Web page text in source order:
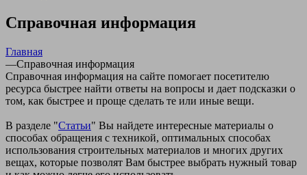
Справочная информация
Главная
—Справочная информация
Справочная информация на сайте помогает посетителю
ресурса быстрее найти ответы на вопросы и дает подсказки о
том, как быстрее и проще сделать те или иные вещи.
В разделе "Статьи" Вы найдете интересные материалы о
способах обращения с техникой, оптимальных способах
использования строительных материалов и многих других
вещах, которые позволят Вам быстрее выбрать нужный товар